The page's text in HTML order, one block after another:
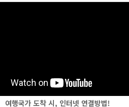
여행국가 도착 시, 인터넷 연결방법!